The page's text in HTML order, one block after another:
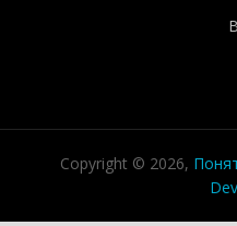
Copyright © 2026,